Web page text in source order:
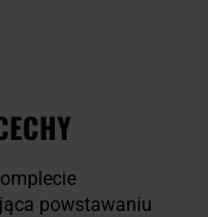
powstawaniu